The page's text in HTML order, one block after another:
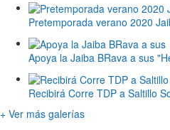
Pretemporada verano 2020
Apoya la Jaiba BRava a sus
Recibirá Corre TDP a Saltillo
+ Ver más galerías